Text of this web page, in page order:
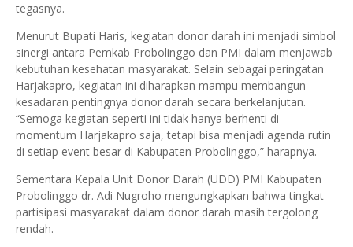
tegasnya.
Menurut Bupati Haris, kegiatan donor darah ini menjadi simbol
sinergi antara Pemkab Probolinggo dan PMI dalam menjawab
kebutuhan kesehatan masyarakat. Selain sebagai peringatan
Harjakapro, kegiatan ini diharapkan mampu membangun
kesadaran pentingnya donor darah secara berkelanjutan.
“Semoga kegiatan seperti ini tidak hanya berhenti di
momentum Harjakapro saja, tetapi bisa menjadi agenda rutin
di setiap event besar di Kabupaten Probolinggo,” harapnya.
Sementara Kepala Unit Donor Darah (UDD) PMI Kabupaten
Probolinggo dr. Adi Nugroho mengungkapkan bahwa tingkat
partisipasi masyarakat dalam donor darah masih tergolong
rendah.